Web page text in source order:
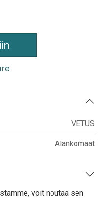
VETUS
Alankomaat
voit noutaa sen